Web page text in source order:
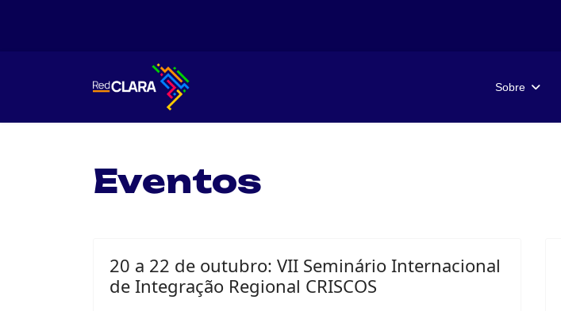
Sobre
Eventos
20 a 22 de outubro: VII Seminário Internacional
de Integração Regional CRISCOS